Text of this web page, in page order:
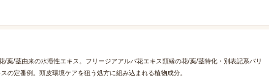
/葉/茎由来の水溶性エキス。フリージアアルバ花エキス類縁の花/葉/茎特化・別表記系バリ
の定番例。頭皮環境ケアを狙う処方に組み込まれる植物成分。